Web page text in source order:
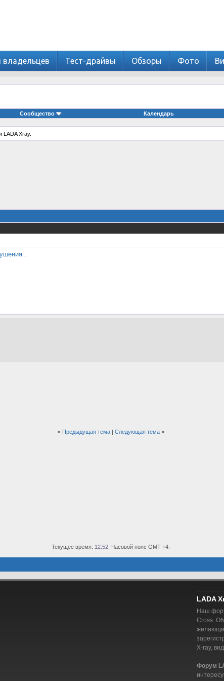
Тест-драйвы Обзоры Фото
Сообщество Календарь
LADA Xray.
.
« Предыдущая тема| Следующая тема »
Текущее время: 12:52 . Часовой пояс GMT +4.
LADA
Наш
Cross.
X-ray,
Форум